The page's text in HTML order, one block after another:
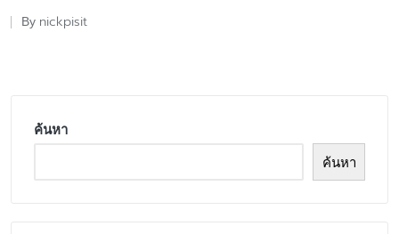
Posted
By nickpisit
ค้นหา
ค้นหา